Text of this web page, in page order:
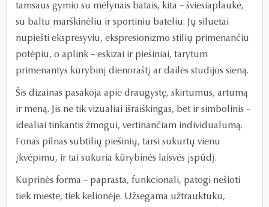
tamsaus gymio su mėlynais batais, kita – šviesiaplaukė,
su baltu marškinėliu ir sportiniu bateliu. Jų siluetai
nupiešti ekspresyviu, ekspresionizmo stilių primenančiu
potėpiu, o aplink – eskizai ir piešiniai, tarytum
primenantys kūrybinį dienoraštį ar dailės studijos sieną.
Šis dizainas pasakoja apie draugystę, skirtumus, artumą
ir meną. Jis ne tik vizualiai išraiškingas, bet ir simbolinis –
idealiai tinkantis žmogui, vertinančiam individualumą.
Fonas pilnas subtilių piešinių, tarsi sukurtų vienu
įkvėpimu, ir tai sukuria kūrybinės laisvės įspūdį.
Kuprinės forma – paprasta, funkcionali, patogi nešioti
tiek mieste, tiek kelionėje. Užsegama užtrauktuku,